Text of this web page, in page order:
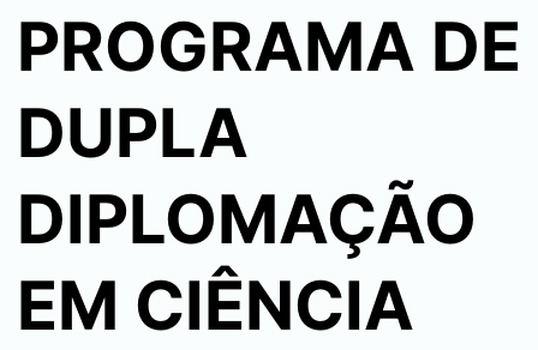
PROGRAMA DE
DUPLA
DIPLOMAÇÃO
EM CIÊNCIA